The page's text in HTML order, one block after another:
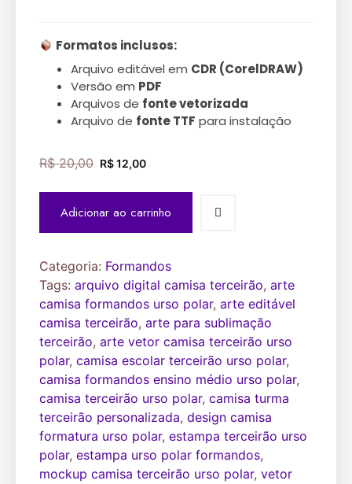
Formatos inclusos:
Arquivo editável em CDR (CorelDRAW)
Versão em PDF
Arquivos de fonte vetorizada
Arquivo de fonte TTF para instalação
R$20,00 R$12,00
Adicionar ao carrinho
Categoria: Formandos
Tags: arquivo digital camisa terceirão, arte
camisa formandos urso polar, arte editável
camisa terceirão, arte para sublimação
terceirão, arte vetor camisa terceirão urso
polar, camisa escolar terceirão urso polar,
camisa formandos ensino médio urso polar,
camisa terceirão urso polar, camisa turma
terceirão personalizada, design camisa
formatura urso polar, estampa terceirão urso
polar, estampa urso polar formandos,
mockup camisa terceirão urso polar, vetor